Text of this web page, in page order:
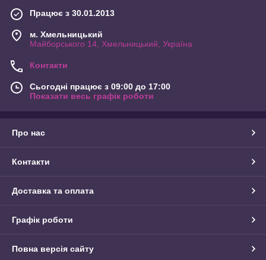
Працює з 30.01.2013
м. Хмельницький
Майборського 14, Хмельницький, Україна
Контакти
Сьогодні працює з 09:00 до 17:00
Показати весь графік роботи
Про нас
Контакти
Доставка та оплата
Графік роботи
Повна версія сайту